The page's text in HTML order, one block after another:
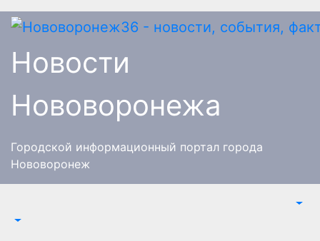
Перейти
Новости
Нововоронежа
Городской информационный портал города
Нововоронеж